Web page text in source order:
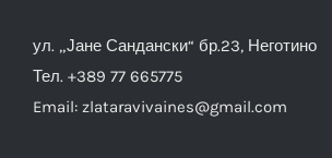
ул. „Јане Сандански“ бр.23, Неготино
Тел. +389 77 665775
Email: zlataravivaines@gmail.com